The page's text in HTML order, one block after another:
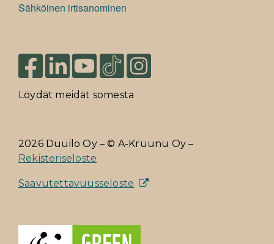
Sähköinen irtisanominen
Löydät meidät somesta
2026 Duuilo Oy – © A-Kruunu Oy –
Rekisteriseloste
Saavutettavuusseloste